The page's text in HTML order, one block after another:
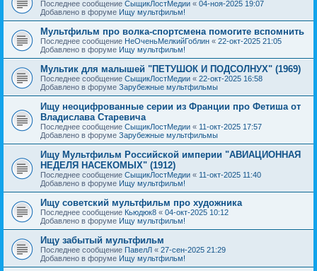
Последнее сообщение СыщикЛостМедии « 04-ноя-2025 19:07
Добавлено в форуме Ищу мультфильм!
Мультфильм про волка-спортсмена помогите вспомнить
Последнее сообщение НеОченьМелкийГоблин « 22-окт-2025 21:05
Добавлено в форуме Ищу мультфильм!
Мультик для малышей "ПЕТУШОК И ПОДСОЛНУХ" (1969)
Последнее сообщение СыщикЛостМедии « 22-окт-2025 16:58
Добавлено в форуме Зарубежные мультфильмы
Ищу неоцифрованные серии из Франции про Фетиша от
Владислава Старевича
Последнее сообщение СыщикЛостМедии « 11-окт-2025 17:57
Добавлено в форуме Зарубежные мультфильмы
Ищу Мультфильм Российской империи "АВИАЦИОННАЯ
НЕДЕЛЯ НАСЕКОМЫХ" (1912)
Последнее сообщение СыщикЛостМедии « 11-окт-2025 11:40
Добавлено в форуме Ищу мультфильм!
Ищу советский мультфильм про художника
Последнее сообщение Кьюдюк8 « 04-окт-2025 10:12
Добавлено в форуме Ищу мультфильм!
Ищу забытый мультфильм
Последнее сообщение ПавелЛ « 27-сен-2025 21:29
Добавлено в форуме Ищу мультфильм!